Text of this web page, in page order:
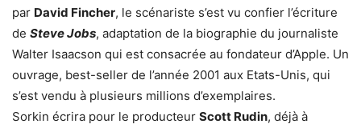
par David Fincher, le scénariste s’est vu confier l’écriture
de Steve Jobs, adaptation de la biographie du journaliste
Walter Isaacson qui est consacrée au fondateur d’Apple. Un
ouvrage, best-seller de l’année 2001 aux Etats-Unis, qui
s’est vendu à plusieurs millions d’exemplaires.
Sorkin écrira pour le producteur Scott Rudin, déjà à